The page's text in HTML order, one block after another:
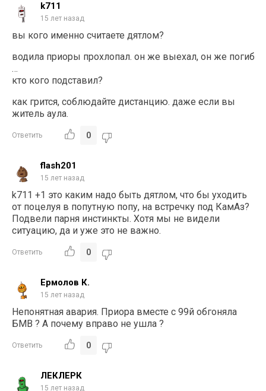
k711
15 лет назад
вы кого именно считаете дятлом?
водила приоры прохлопал. он же выехал, он же погиб
…
кто кого подставил?
как грится, соблюдайте дистанцию. даже если вы
житель аула.
Ответить 0
flash201
15 лет назад
k711 +1 это каким надо быть дятлом, что бы уходить
от поцелуя в попутную попу, на встречку под КамАз?
Подвели парня инстинкты. Хотя мы не видели
ситуацию, да и уже это не важно.
Ответить 0
Ермолов К.
15 лет назад
Непонятная авария. Приора вместе с 99й обгоняла
БМВ ? А почему вправо не ушла ?
Ответить 0
ЛЕКЛЕРК
15 лет назад